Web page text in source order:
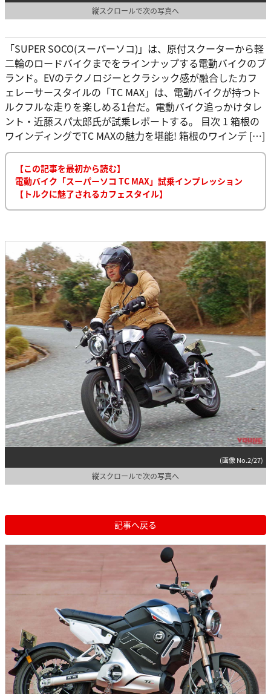
縦スクロールで次の写真へ
「SUPER SOCO(スーパーソコ)」は、原付スクーターから軽
二輪のロードバイクまでをラインナップする電動バイクのブ
ランド。EVのテクノロジーとクラシック感が融合したカフ
ェレーサースタイルの「TC MAX」は、電動バイクが持つト
ルクフルな走りを楽しめる1台だ。電動バイク追っかけタレ
ント・近藤スパ太郎氏が試乗レポートする。 目次 1 箱根の
ワインディングでTC MAXの魅力を堪能! 箱根のワインデ […]
【この記事を最初から読む】
電動バイク「スーパーソコ TC MAX」試乗インプレッション
【トルクに魅了されるカフェスタイル】
(画像 No.2/27)
縦スクロールで次の写真へ
記事へ戻る